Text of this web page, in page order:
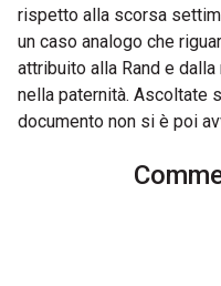
rispetto alla scorsa
un caso analogo che
attribuito alla Rand e
nella paternità. Ascoltate
documento non si è poi